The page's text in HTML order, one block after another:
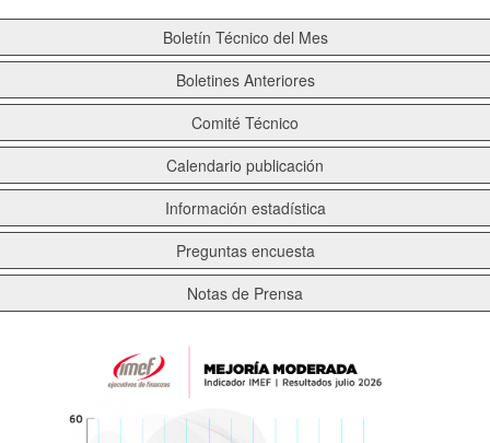
Boletín Técnico del Mes
Boletines Anteriores
Comité Técnico
Calendario publicación
Información estadística
Preguntas encuesta
Notas de Prensa